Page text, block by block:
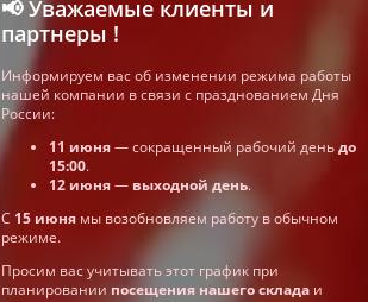
📢 Уважаемые клиенты и
партнеры !
Информируем вас об изменении режима работы
нашей компании в связи с празднованием Дня
России:
11 июня— сокращенный рабочий деньдо
15:00.
12 июня— выходной день.
С 15 июня мы возобновляем работу в обычном
режиме.
Просим вас учитывать этот график при
планировании посещения нашего склада и